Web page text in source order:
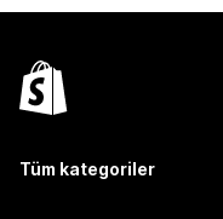
Tüm kategoriler